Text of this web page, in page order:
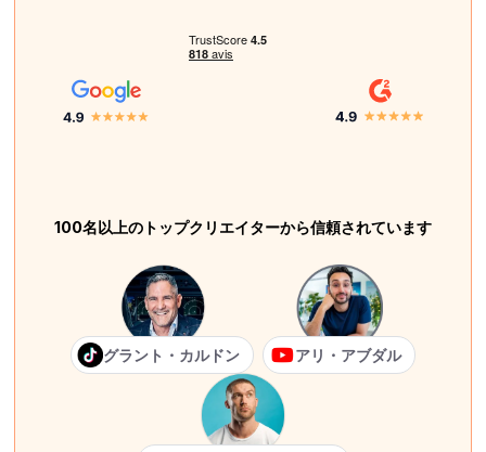
100名以上のトップクリエイターから信頼されています
グラント・カルドン アリ・アブダル